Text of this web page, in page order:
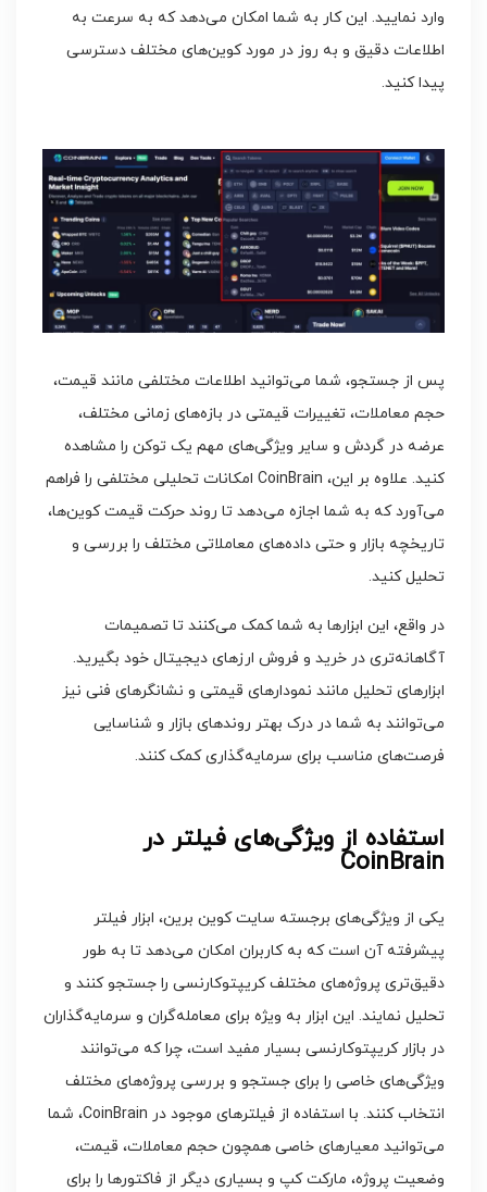
وارد نمایید. این کار به شما امکان می‌دهد که به سرعت به
اطلاعات دقیق و به روز در مورد کوین‌های مختلف دسترسی
پیدا کنید.
پس از جستجو، شما می‌توانید اطلاعات مختلفی مانند قیمت،
حجم معاملات، تغییرات قیمتی در بازه‌های زمانی مختلف،
عرضه در گردش و سایر ویژگی‌های مهم یک توکن را مشاهده
کنید. علاوه بر این، CoinBrain امکانات تحلیلی مختلفی را فراهم
می‌آورد که به شما اجازه می‌دهد تا روند حرکت قیمت کوین‌ها،
تاریخچه بازار و حتی داده‌های معاملاتی مختلف را بررسی و
تحلیل کنید.
در واقع، این ابزارها به شما کمک می‌کنند تا تصمیمات
آگاهانه‌تری در خرید و فروش ارزهای دیجیتال خود بگیرید.
ابزارهای تحلیل مانند نمودارهای قیمتی و نشانگرهای فنی نیز
می‌توانند به شما در درک بهتر روندهای بازار و شناسایی
فرصت‌های مناسب برای سرمایه‌گذاری کمک کنند.
استفاده از ویژگی‌های فیلتر در
CoinBrain
یکی از ویژگی‌های برجسته سایت کوین برین، ابزار فیلتر
پیشرفته آن است که به کاربران امکان می‌دهد تا به طور
دقیق‌تری پروژه‌های مختلف کریپتوکارنسی را جستجو کنند و
تحلیل نمایند. این ابزار به ویژه برای معامله‌گران و سرمایه‌گذاران
در بازار کریپتوکارنسی بسیار مفید است، چرا که می‌توانند
ویژگی‌های خاصی را برای جستجو و بررسی پروژه‌های مختلف
انتخاب کنند. با استفاده از فیلترهای موجود در CoinBrain، شما
می‌توانید معیارهای خاصی همچون حجم معاملات، قیمت،
وضعیت پروژه، مارکت کپ و بسیاری دیگر از فاکتورها را برای